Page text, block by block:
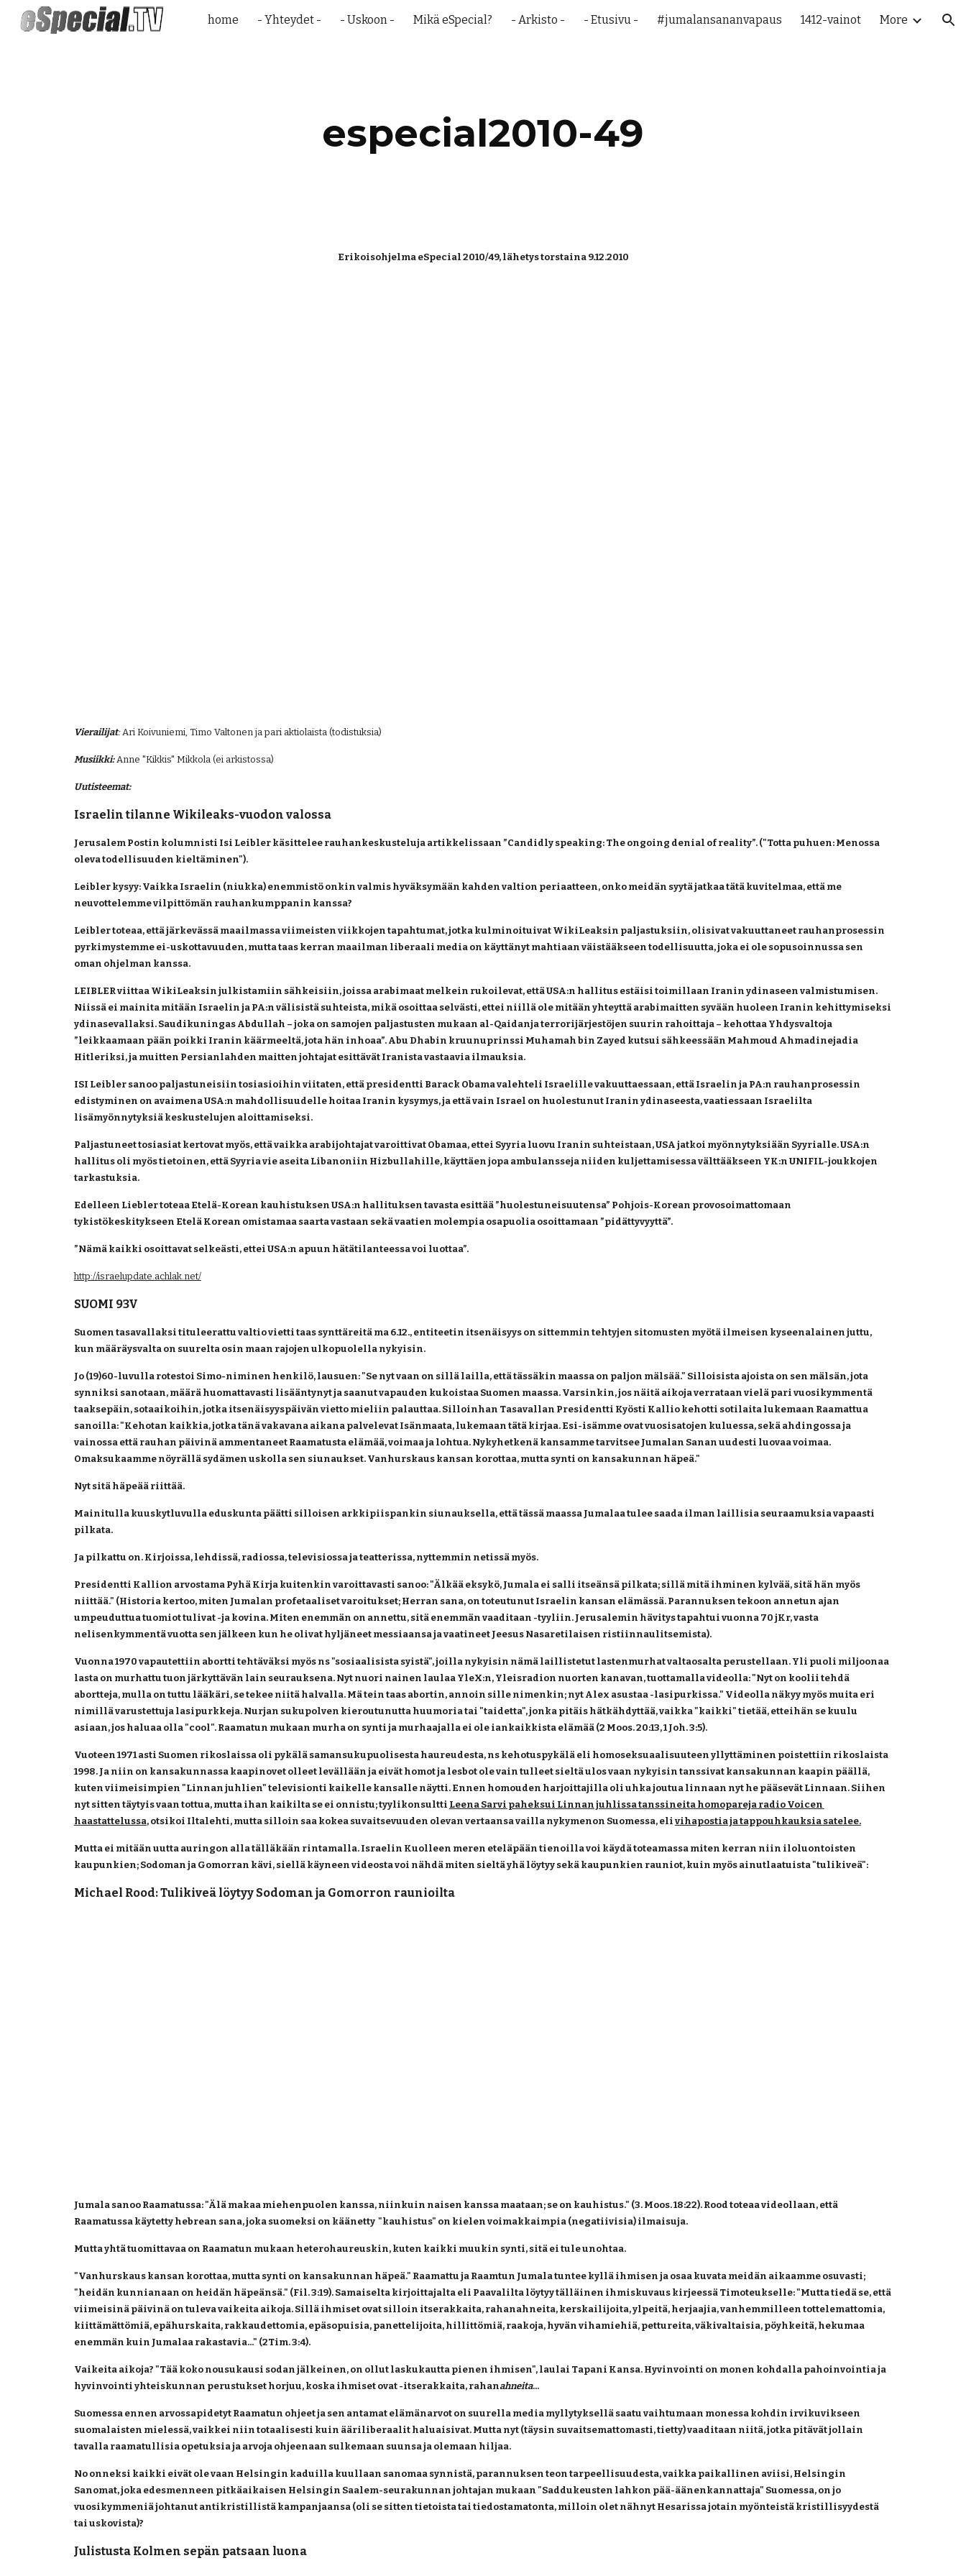
Skip to main content Skip to navigation
home - Yhteydet - - Uskoon - Mikä eSpecial? - Arkisto - - Etusivu - #jumalansananvapaus 1412-vainot More
especial2010-49
Erikoisohjelma eSpecial 2010/49, lähetys torstaina 9.12.2010
Vierailijat: Ari Koivuniemi, Timo Valtonen ja pari aktiolaista (todistuksia)
Musiikki: Anne "Kikkis" Mikkola (ei arkistossa)
Uutisteemat:
Israelin tilanne Wikileaks-vuodon valossa
Jerusalem Postin kolumnisti Isi Leibler käsittelee rauhankeskusteluja artikkelissaan ”Candidly speaking: The ongoing denial of reality”. ("Totta puhuen: Menossa
oleva todellisuuden kieltäminen").
Leibler kysyy: Vaikka Israelin (niukka) enemmistö onkin valmis hyväksymään kahden valtion periaatteen, onko meidän syytä jatkaa tätä kuvitelmaa, että me
neuvottelemme vilpittömän rauhankumppanin kanssa?
Leibler toteaa, että järkevässä maailmassa viimeisten viikkojen tapahtumat, jotka kulminoituivat WikiLeaksin paljastuksiin, olisivat vakuuttaneet rauhanprosessin
pyrkimystemme ei-uskottavuuden, mutta taas kerran maailman liberaali media on käyttänyt mahtiaan väistääkseen todellisuutta, joka ei ole sopusoinnussa sen
oman ohjelman kanssa.
LEIBLER viittaa WikiLeaksin julkistamiin sähkeisiin, joissa arabimaat melkein rukoilevat, että USA:n hallitus estäisi toimillaan Iranin ydinaseen valmistumisen.
Niissä ei mainita mitään Israelin ja PA:n välisistä suhteista, mikä osoittaa selvästi, ettei niillä ole mitään yhteyttä arabimaitten syvään huoleen Iranin kehittymiseksi
ydinasevallaksi. Saudikuningas Abdullah – joka on samojen paljastusten mukaan al-Qaidanja terrorijärjestöjen suurin rahoittaja – kehottaa Yhdysvaltoja
”leikkaamaan pään poikki Iranin käärmeeltä, jota hän inhoaa”. Abu Dhabin kruunuprinssi Muhamah bin Zayed kutsui sähkeessään Mahmoud Ahmadinejadia
Hitleriksi, ja muitten Persianlahden maitten johtajat esittävät Iranista vastaavia ilmauksia.
ISI Leibler sanoo paljastuneisiin tosiasioihin viitaten, että presidentti Barack Obama valehteli Israelille vakuuttaessaan, että Israelin ja PA:n rauhanprosessin
edistyminen on avaimena USA:n mahdollisuudelle hoitaa Iranin kysymys, ja että vain Israel on huolestunut Iranin ydinaseesta, vaatiessaan Israelilta
lisämyönnytyksiä keskustelujen aloittamiseksi.
Paljastuneet tosiasiat kertovat myös, että vaikka arabijohtajat varoittivat Obamaa, ettei Syyria luovu Iranin suhteistaan, USA jatkoi myönnytyksiään Syyrialle. USA:n
hallitus oli myös tietoinen, että Syyria vie aseita Libanoniin Hizbullahille, käyttäen jopa ambulansseja niiden kuljettamisessa välttääkseen YK:n UNIFIL-joukkojen
tarkastuksia.
Edelleen Liebler toteaa Etelä-Korean kauhistuksen USA:n hallituksen tavasta esittää ”huolestuneisuutensa” Pohjois-Korean provosoimattomaan
tykistökeskitykseen Etelä Korean omistamaa saarta vastaan sekä vaatien molempia osapuolia osoittamaan ”pidättyvyyttä”.
”Nämä kaikki osoittavat selkeästi, ettei USA:n apuun hätätilanteessa voi luottaa”.
http://israelupdate.achlak.net/
SUOMI 93V
Suomen tasavallaksi tituleerattu valtio vietti taas synttäreitä ma 6.12., entiteetin itsenäisyys on sittemmin tehtyjen sitomusten myötä ilmeisen kyseenalainen juttu,
kun määräysvalta on suurelta osin maan rajojen ulkopuolella nykyisin.
Jo (19)60-luvulla rotestoi Simo-niminen henkilö, lausuen: "Se nyt vaan on sillä lailla, että tässäkin maassa on paljon mälsää." Silloisista ajoista on sen mälsän, jota
synniksi sanotaan, määrä huomattavasti lisääntynyt ja saanut vapauden kukoistaa Suomen maassa. Varsinkin, jos näitä aikoja verrataan vielä pari vuosikymmentä
taaksepäin, sotaaikoihin, jotka itsenäisyyspäivän vietto mieliin palauttaa. Silloinhan Tasavallan Presidentti Kyösti Kallio kehotti sotilaita lukemaan Raamattua
sanoilla: "Kehotan kaikkia, jotka tänä vakavana aikana palvelevat Isänmaata, lukemaan tätä kirjaa. Esi-isämme ovat vuosisatojen kuluessa, sekä ahdingossa ja
vainossa että rauhan päivinä ammentaneet Raamatusta elämää, voimaa ja lohtua. Nykyhetkenä kansamme tarvitsee Jumalan Sanan uudesti luovaa voimaa.
Omaksukaamme nöyrällä sydämen uskolla sen siunaukset. Vanhurskaus kansan korottaa, mutta synti on kansakunnan häpeä."
Nyt sitä häpeää riittää.
Mainitulla kuuskytluvulla eduskunta päätti silloisen arkkipiispankin siunauksella, että tässä maassa Jumalaa tulee saada ilman laillisia seuraamuksia vapaasti
pilkata.
Ja pilkattu on. Kirjoissa, lehdissä, radiossa, televisiossa ja teatterissa, nyttemmin netissä myös.
Presidentti Kallion arvostama Pyhä Kirja kuitenkin varoittavasti sanoo: "Älkää eksykö, Jumala ei salli itseänsä pilkata; sillä mitä ihminen kylvää, sitä hän myös
niittää." (Historia kertoo, miten Jumalan profetaaliset varoitukset; Herran sana, on toteutunut Israelin kansan elämässä. Parannuksen tekoon annetun ajan
umpeuduttua tuomiot tulivat -ja kovina. Miten enemmän on annettu, sitä enemmän vaaditaan -tyyliin. Jerusalemin hävitys tapahtui vuonna 70 jKr, vasta
nelisenkymmentä vuotta sen jälkeen kun he olivat hyljäneet messiaansa ja vaatineet Jeesus Nasaretilaisen ristiinnaulitsemista).
Vuonna 1970 vapautettiin abortti tehtäväksi myös ns "sosiaalisista syistä", joilla nykyisin nämä laillistetut lastenmurhat valtaosalta perustellaan. Yli puoli miljoonaa
lasta on murhattu tuon järkyttävän lain seurauksena. Nyt nuori nainen laulaa YleX:n, Yleisradion nuorten kanavan, tuottamalla videolla: "Nyt on koolii tehdä
abortteja, mulla on tuttu lääkäri, se tekee niitä halvalla. Mä tein taas abortin, annoin sille nimenkin; nyt Alex asustaa -lasipurkissa." Videolla näkyy myös muita eri
nimillä varustettuja lasipurkkeja. Nurjan sukupolven kieroutunutta huumoria tai "taidetta", jonka pitäis hätkähdyttää, vaikka "kaikki" tietää, etteihän se kuulu
asiaan, jos haluaa olla "cool". Raamatun mukaan murha on synti ja murhaajalla ei ole iankaikkista elämää (2 Moos. 20:13, 1 Joh. 3:5).
Vuoteen 1971 asti Suomen rikoslaissa oli pykälä samansukupuolisesta haureudesta, ns kehotuspykälä eli homoseksuaalisuuteen yllyttäminen poistettiin rikoslaista
1998. Ja niin on kansakunnassa kaapinovet olleet levällään ja eivät homot ja lesbot ole vain tulleet sieltä ulos vaan nykyisin tanssivat kansakunnan kaapin päällä,
kuten viimeisimpien "Linnan juhlien" televisionti kaikelle kansalle näytti. Ennen homouden harjoittajilla oli uhka joutua linnaan nyt he pääsevät Linnaan. Siihen
nyt sitten täytyis vaan tottua, mutta ihan kaikilta se ei onnistu; tyylikonsultti Leena Sarvi paheksui Linnan juhlissa tanssineita homopareja radio Voicen
haastattelussa, otsikoi Iltalehti, mutta silloin saa kokea suvaitsevuuden olevan vertaansa vailla nykymenon Suomessa, eli vihapostia ja tappouhkauksia satelee.
Mutta ei mitään uutta auringon alla tälläkään rintamalla. Israelin Kuolleen meren eteläpään tienoilla voi käydä toteamassa miten kerran niin iloluontoisten
kaupunkien; Sodoman ja Gomorran kävi, siellä käyneen videosta voi nähdä miten sieltä yhä löytyy sekä kaupunkien rauniot, kuin myös ainutlaatuista "tulikiveä":
Michael Rood: Tulikiveä löytyy Sodoman ja Gomorron raunioilta
Jumala sanoo Raamatussa: "Älä makaa miehenpuolen kanssa, niinkuin naisen kanssa maataan; se on kauhistus." (3. Moos. 18:22). Rood toteaa videollaan, että
Raamatussa käytetty hebrean sana, joka suomeksi on käänetty  "kauhistus" on kielen voimakkaimpia (negatiivisia) ilmaisuja.
Mutta yhtä tuomittavaa on Raamatun mukaan heterohaureuskin, kuten kaikki muukin synti, sitä ei tule unohtaa.
"Vanhurskaus kansan korottaa, mutta synti on kansakunnan häpeä." Raamattu ja Raamtun Jumala tuntee kyllä ihmisen ja osaa kuvata meidän aikaamme osuvasti;
"heidän kunnianaan on heidän häpeänsä." (Fil. 3:19). Samaiselta kirjoittajalta eli Paavalilta löytyy tälläinen ihmiskuvaus kirjeessä Timoteukselle: "Mutta tiedä se, että
viimeisinä päivinä on tuleva vaikeita aikoja. Sillä ihmiset ovat silloin itserakkaita, rahanahneita, kerskailijoita, ylpeitä, herjaajia, vanhemmilleen tottelemattomia,
kiittämättömiä, epähurskaita, rakkaudettomia, epäsopuisia, panettelijoita, hillittömiä, raakoja, hyvän vihamiehiä, pettureita, väkivaltaisia, pöyhkeitä, hekumaa
enemmän kuin Jumalaa rakastavia..." (2Tim. 3:4).
Vaikeita aikoja? "Tää koko nousukausi sodan jälkeinen, on ollut laskukautta pienen ihmisen", laulai Tapani Kansa. Hyvinvointi on monen kohdalla pahoinvointia ja
hyvinvointi yhteiskunnan perustukset horjuu, koska ihmiset ovat -itserakkaita, rahanahneita...
Suomessa ennen arvossapidetyt Raamatun ohjeet ja sen antamat elämänarvot on suurella media myllytyksellä saatu vaihtumaan monessa kohdin irvikuvikseen
suomalaisten mielessä, vaikkei niin totaalisesti kuin ääriliberaalit haluaisivat. Mutta nyt (täysin suvaitsemattomasti, tietty) vaaditaan niitä, jotka pitävät jollain
tavalla raamatullisia opetuksia ja arvoja ohjeenaan sulkemaan suunsa ja olemaan hiljaa.
No onneksi kaikki eivät ole vaan Helsingin kaduilla kuullaan sanomaa synnistä, parannuksen teon tarpeellisuudesta, vaikka paikallinen aviisi, Helsingin
Sanomat, joka edesmenneen pitkäaikaisen Helsingin Saalem-seurakunnan johtajan mukaan "Saddukeusten lahkon pää-äänenkannattaja" Suomessa, on jo
vuosikymmeniä johtanut antikristillistä kampanjaansa (oli se sitten tietoista tai tiedostamatonta, milloin olet nähnyt Hesarissa jotain myönteistä kristillisyydestä
tai uskovista)?
Julistusta Kolmen sepän patsaan luona